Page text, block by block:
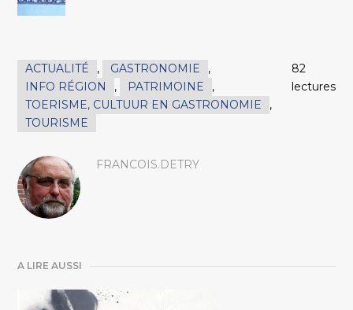
ACTUALITÉ , GASTRONOMIE
,
INFO RÉGION
, PATRIMOINE
,
TOERISME, CULTUUR EN GASTRONOMIE
,
TOURISME
82
lectures
FRANCOIS.DETRY
A LIRE AUSSI